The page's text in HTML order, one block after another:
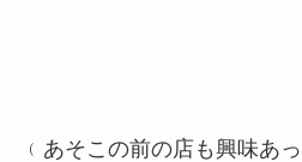
﹙あそこの前の店も興味あ